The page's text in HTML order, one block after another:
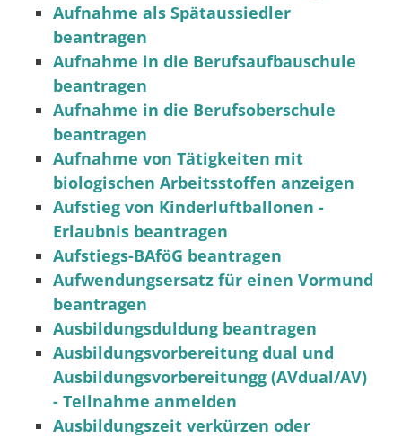
Aufnahme als Spätaussiedler
beantragen
Aufnahme in die Berufsaufbauschule
beantragen
Aufnahme in die Berufsoberschule
beantragen
Aufnahme von Tätigkeiten mit
biologischen Arbeitsstoffen anzeigen
Aufstieg von Kinderluftballonen -
Erlaubnis beantragen
Aufstiegs-BAföG beantragen
Aufwendungsersatz für einen Vormund
beantragen
Ausbildungsduldung beantragen
Ausbildungsvorbereitung dual und
Ausbildungsvorbereitungg (AVdual/AV)
- Teilnahme anmelden
Ausbildungszeit verkürzen oder